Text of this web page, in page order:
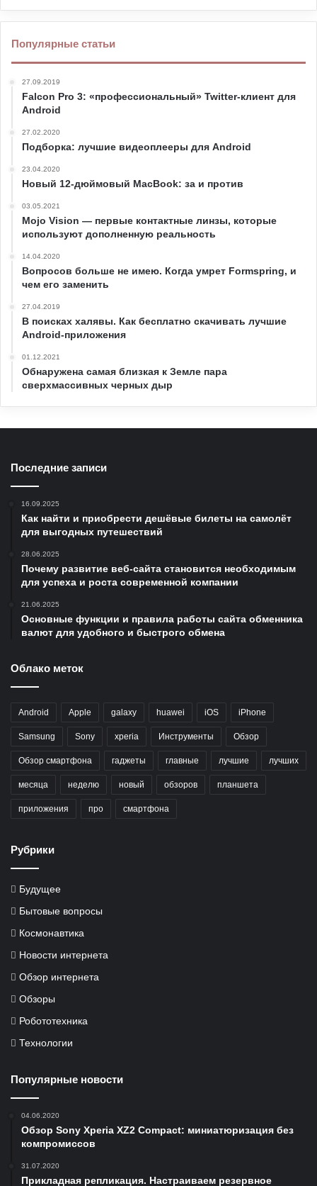
Популярные статьи
27.09.2019
Falcon Pro 3: «профессиональный» Twitter-клиент для
Android
27.02.2020
Подборка: лучшие видеоплееры для Android
23.04.2020
Новый 12-дюймовый MacBook: за и против
03.05.2021
Mojo Vision — первые контактные линзы, которые
используют дополненную реальность
14.04.2020
Вопросов больше не имею. Когда умрет Formspring, и
чем его заменить
27.04.2019
В поисках халявы. Как бесплатно скачивать лучшие
Android-приложения
01.12.2021
Обнаружена самая близкая к Земле пара
сверхмассивных черных дыр
Последние записи
16.09.2025
Как найти и приобрести дешёвые билеты на самолёт
для выгодных путешествий
28.06.2025
Почему развитие веб-сайта становится необходимым
для успеха и роста современной компании
21.06.2025
Основные функции и правила работы сайта обменника
валют для удобного и быстрого обмена
Облако меток
Android Apple galaxy huawei iOS iPhone
Samsung Sony xperia Инструменты Обзор
Обзор смартфона гаджеты главные лучшие лучших
месяца неделю новый обзоров планшета
приложения про смартфона
Рубрики
Будущее
Бытовые вопросы
Космонавтика
Новости интернета
Обзор интернета
Обзоры
Робототехника
Технологии
Популярные новости
04.06.2020
Обзор Sony Xperia XZ2 Compact: миниатюризация без
компромиссов
31.07.2020
Прикладная репликация. Настраиваем резервное